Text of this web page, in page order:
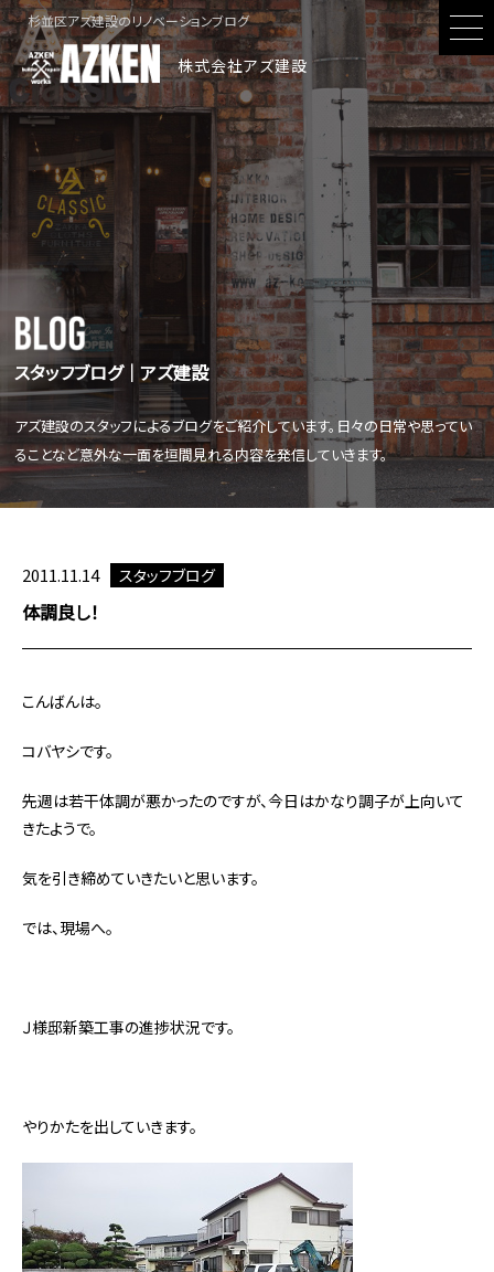
株式会社アズ建設
杉並区アズ建設のリノベーションブログ
スタッフブログ│アズ建設
アズ建設のスタッフによるブログをご紹介しています。日々の日常や思ってい
ることなど意外な一面を垣間見れる内容を発信していきます。
2011.11.14 スタッフブログ
体調良し！
こんばんは。
コバヤシです。
先週は若干体調が悪かったのですが、今日はかなり調子が上向いて
きたようで。
気を引き締めていきたいと思います。
では、現場へ。
Ｊ様邸新築工事の進捗状況です。
やりかたを出していきます。